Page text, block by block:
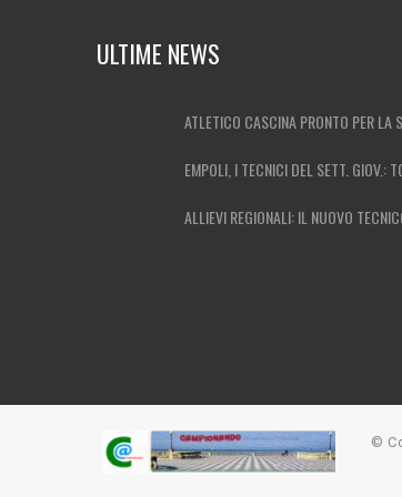
ULTIME NEWS
ATLETICO CASCINA PRONTO PER
EMPOLI, I TECNICI DEL SETT. GIOV.:
ALLIEVI REGIONALI: IL NUOVO
©